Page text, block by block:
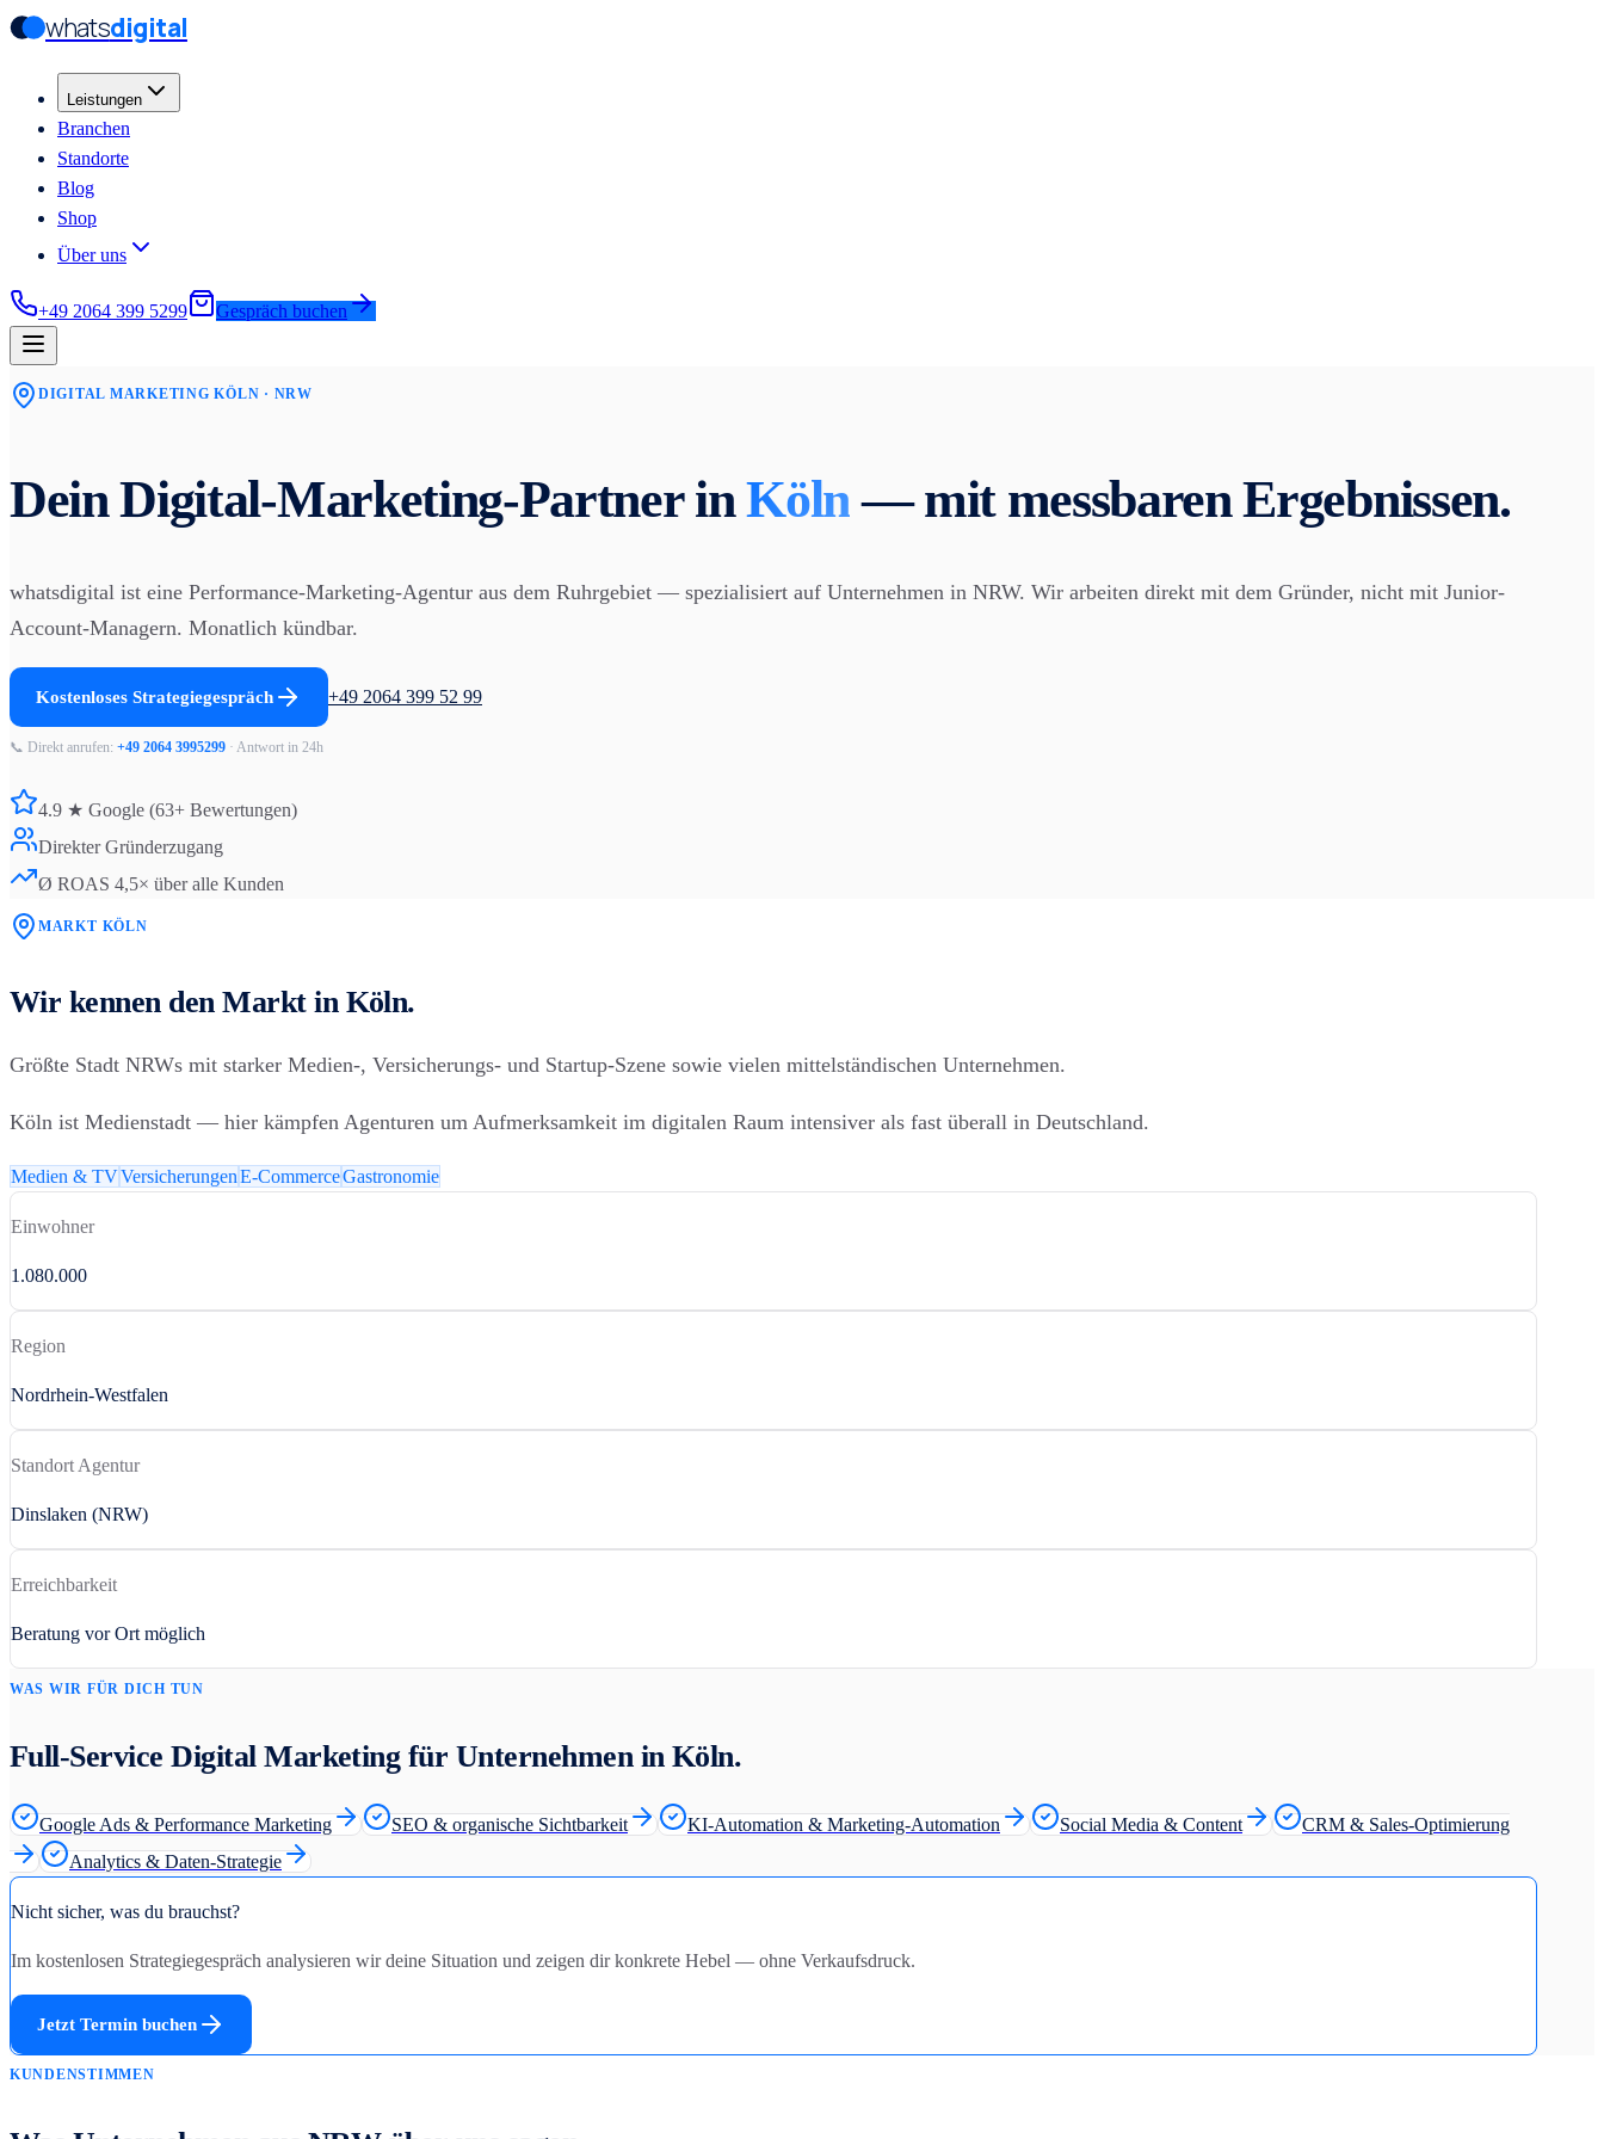
Zum Hauptinhalt springen
Zum Hauptinhalt springen
whatsdigital
Leistungen
Branchen
Standorte
Blog
Shop
Über uns
+49 2064 399 5299 Gespräch buchen
DIGITAL MARKETINGKÖLN · NRW
Dein Digital-Marketing-Partner inKöln— mit messbaren Ergebnissen.
whatsdigital ist eine Performance-Marketing-Agentur aus dem Ruhrgebiet — spezialisiert auf Unternehmen in NRW. Wir arbeiten direkt mit dem Gründer, nicht mit Junior-
Account-Managern. Monatlich kündbar.
Kostenloses Strategiegespräch +49 2064 399 52 99
📞 Direkt anrufen: +49 2064 3995299 · Antwort in 24h
4.9 ★ Google (63+ Bewertungen)
Direkter Gründerzugang
Ø ROAS 4,5× über alle Kunden
MARKT KÖLN
Wir kennen den Markt in Köln.
Größte Stadt NRWs mit starker Medien-, Versicherungs- und Startup-Szene sowie vielen mittelständischen Unternehmen.
Köln ist Medienstadt — hier kämpfen Agenturen um Aufmerksamkeit im digitalen Raum intensiver als fast überall in Deutschland.
Medien & TVVersicherungenE-CommerceGastronomie
Einwohner
1.080.000
Region
Nordrhein-Westfalen
Standort Agentur
Dinslaken (NRW)
Erreichbarkeit
Beratung vor Ort möglich
WAS WIR FÜR DICH TUN
Full-Service Digital Marketing für Unternehmen inKöln.
Google Ads & Performance Marketing SEO & organische Sichtbarkeit KI-Automation & Marketing-Automation Social Media & Content
CRM & Sales-Optimierung
Analytics & Daten-Strategie
Nicht sicher, was du brauchst?
Im kostenlosen Strategiegespräch analysieren wir deine Situation und zeigen dir konkrete Hebel — ohne Verkaufsdruck.
Jetzt Termin buchen
KUNDENSTIMMEN